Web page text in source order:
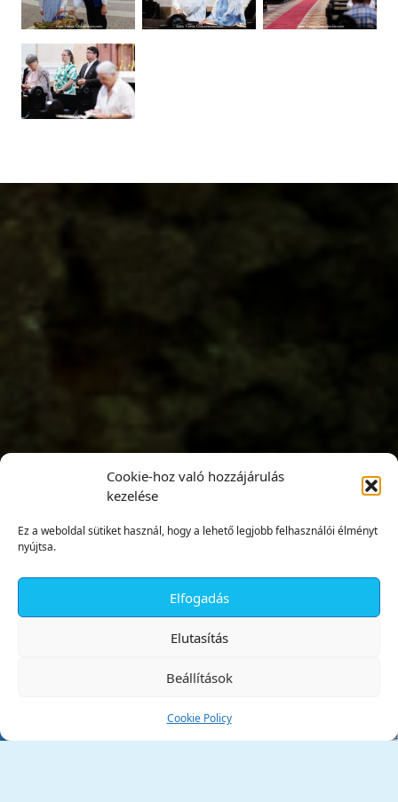
Cookie-hoz való hozzájárulás
kezelése
Ez a weboldal sütiket használ, hogy a lehető legjobb felhasználói élményt
nyújtsa.
Elfogadás
Elutasítás
Beállítások
Cookie Policy
Tata Város Önkormányzata
✕